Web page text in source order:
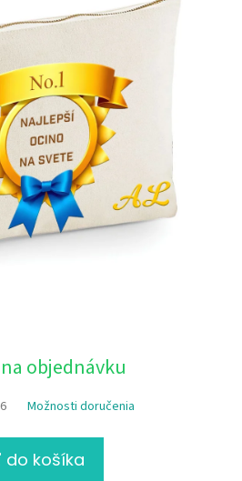
objednávku
Možnosti doručenia
do košíka